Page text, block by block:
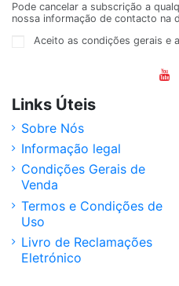
Pode cancelar a subscrição a
nossa informação de contacto na
Aceito as condições gerais e
Links Úteis
Sobre Nós
Informação legal
Condições Gerais de
Venda
Termos e Condições de
Uso
Livro de Reclamações
Eletrónico